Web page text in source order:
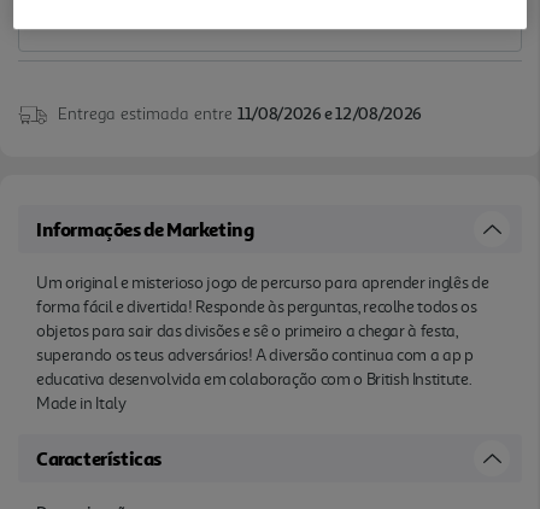
Entrega estimada entre 11/08/2026 e 12/08/2026
Informações de Marketing
Um original e misterioso jogo de percurso para aprender inglês de
forma fácil e divertida! Responde às perguntas, recolhe todos os
objetos para sair das divisões e sê o primeiro a chegar à festa,
superando os teus adversários! A diversão continua com a ap p
educativa desenvolvida em colaboração com o British Institute.
Made in Italy
Características